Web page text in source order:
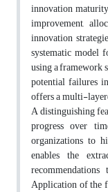
innovation
improvement,
innovation
systematic model
using a framework
potential failures
offers a multi-
A distinguishing
progress over
organizations to
enables the
Application of the